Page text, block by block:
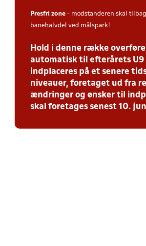
Presfri zone - modstanderen skal
banehalvdel ved målspark!
Hold i denne række
automatisk til efterårets
indplaceres på et senere
niveauer, foretaget ud fra
ændringer og ønsker til
skal foretages senest 10.